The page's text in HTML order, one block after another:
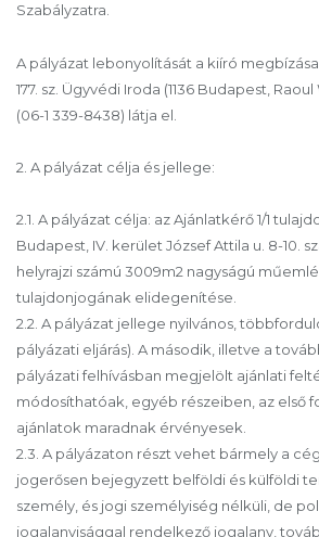
Szabályzatra.
A pályázat lebonyolítását a kiíró
177. sz. Ügyvédi Iroda (1136 Budapest,
(06-1 339-8438) látja el.
2. A pályázat célja és jellege:
2.1. A pályázat célja: az Ajánlatkérő 1/1
Budapest, IV. kerület József Attila u. 8-10.
helyrajzi számú 3009m2 nagyságú
tulajdonjogának elidegenítése.
2.2. A pályázat jellege nyilvános,
pályázati eljárás). A második, illetve a
pályázati felhívásban megjelölt ajánlati
módosíthatóak, egyéb részeiben, az első
ajánlatok maradnak érvényesek.
2.3. A pályázaton részt vehet bármely a
jogerősen bejegyzett belföldi és külföldi
személy, és jogi személyiség nélküli, de
jogalanyisággal rendelkező jogalany,